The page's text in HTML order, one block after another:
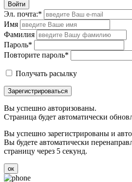
Войти
Эл. почта:*
Имя
Фамилия
Пароль*
Повторите пароль*
Получать расылку
Зарегистрироваться
Вы успешно авторизованы.
Страница будет автоматически
Вы успешно зарегистрированы и
Вы будете автоматически
страницу через 5 секунд.
ок